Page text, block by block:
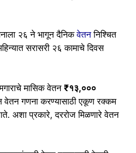
२६ ने भागून दैनिकवेतननिश्चित
सरासरी २६ कामाचे दिवस
मासिक वेतन₹१३,०००
वेतन गणना करण्यासाठी एकूण रक्कम
अशा प्रकारे, दररोज मिळणारे वेतन